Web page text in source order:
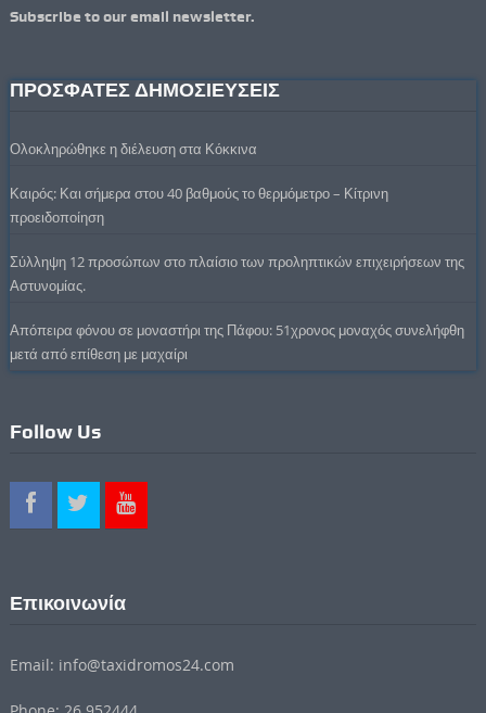
Subscribe to our email newsletter.
ΠΡΟΣΦΑΤΕΣ ΔΗΜΟΣΙΕΥΣΕΙΣ
Ολοκληρώθηκε η διέλευση στα Κόκκινα
Καιρός: Και σήμερα στου 40 βαθμούς το θερμόμετρο – Κίτρινη
προειδοποίηση
Σύλληψη 12 προσώπων στο πλαίσιο των προληπτικών επιχειρήσεων της
Αστυνομίας.
Απόπειρα φόνου σε μοναστήρι της Πάφου: 51χρονος μοναχός συνελήφθη
μετά από επίθεση με μαχαίρι
Follow Us
Επικοινωνία
Email: info@taxidromos24.com